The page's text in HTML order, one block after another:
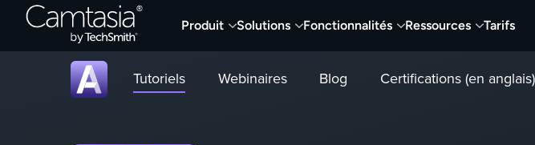
Passer
directement
Produit Solutions Fonctionnalités Ressources Tarifs
Tutoriels Webinaires Blog Certifications (en anglais)